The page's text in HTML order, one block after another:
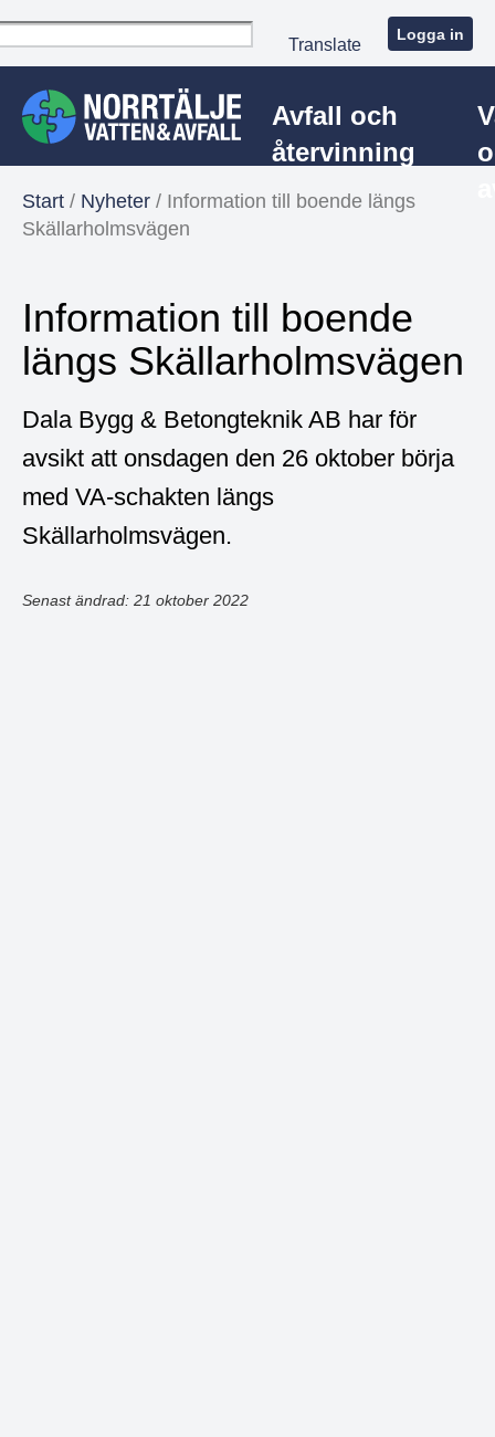
Translate
Logga in
Avfall och
återvinning
Start / Nyheter / Information till boende längs
Skällarholmsvägen
Information till boende
längs Skällarholmsvägen
Dala Bygg & Betongteknik AB har för
avsikt att onsdagen den 26 oktober börja
med VA-schakten längs
Skällarholmsvägen.
Senast ändrad: 21 oktober 2022